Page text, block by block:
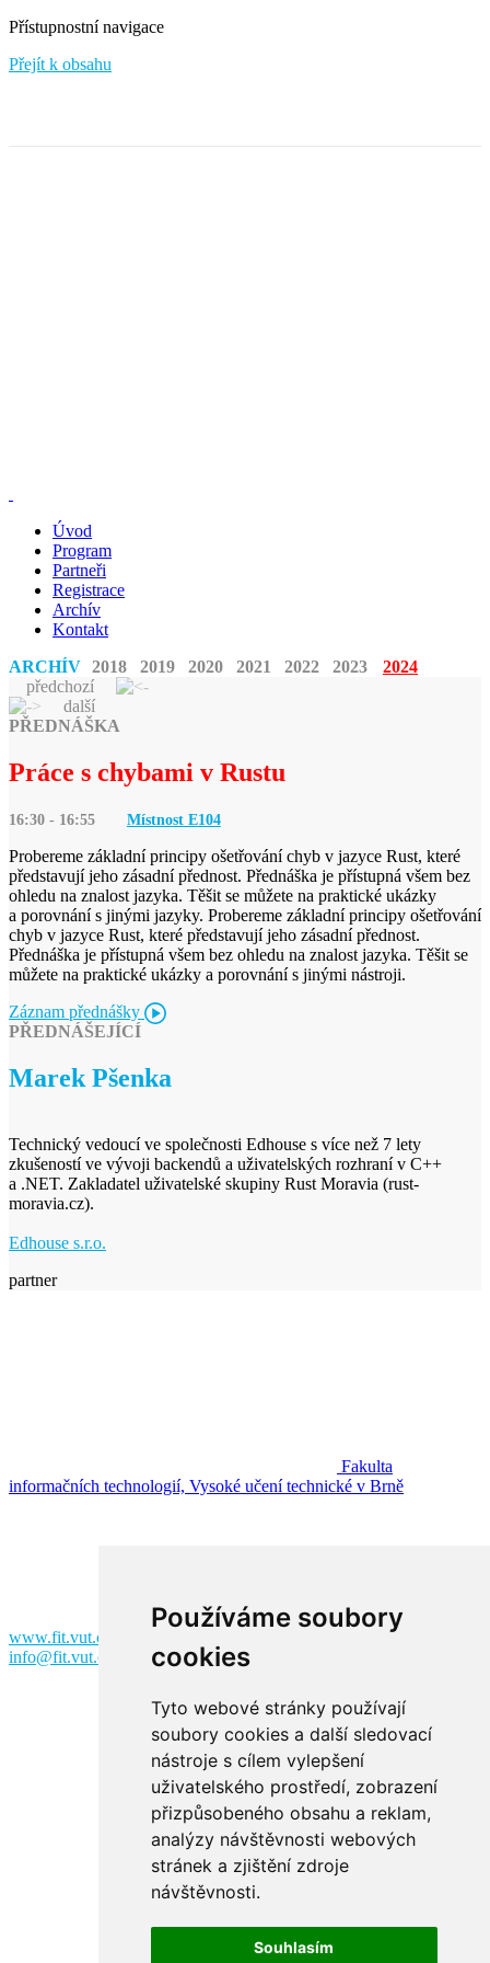
Používáme soubory
cookies
Tyto webové stránky používají
soubory cookies a další sledovací
nástroje s cílem vylepšení
uživatelského prostředí, zobrazení
přizpůsobeného obsahu a reklam,
analýzy návštěvnosti webových
stránek a zjištění zdroje
návštěvnosti.
Souhlasím
Přístupnostní navigace
Přejít k obsahu
Úvod
Program
Partneři
Registrace
Archív
Kontakt
ARCHÍV 2018 2019 2020 2021 2022 2023
2024
předchozí
další
PŘEDNÁŠKA
Práce s chybami v Rustu
16:30 - 16:55 Místnost E104
Probereme základní principy ošetřování chyb v jazyce Rust, které
představují jeho zásadní přednost. Přednáška je přístupná všem bez
ohledu na znalost jazyka. Těšit se můžete na praktické ukázky
a porovnání s jinými jazyky. Probereme základní principy ošetřování
chyb v jazyce Rust, které představují jeho zásadní přednost.
Přednáška je přístupná všem bez ohledu na znalost jazyka. Těšit se
můžete na praktické ukázky a porovnání s jinými nástroji.
Záznam přednášky
PŘEDNÁŠEJÍCÍ
Marek Pšenka
Technický vedoucí ve společnosti Edhouse s více než 7 lety
zkušeností ve vývoji backendů a uživatelských rozhraní v C++
a .NET. Zakladatel uživatelské skupiny Rust Moravia (rust-
moravia.cz).
Edhouse s.r.o.
partner
Fakulta
informačních technologií, Vysoké učení technické v Brně
www.fit.vut.cz
info@fit.vut.cz
Facebook